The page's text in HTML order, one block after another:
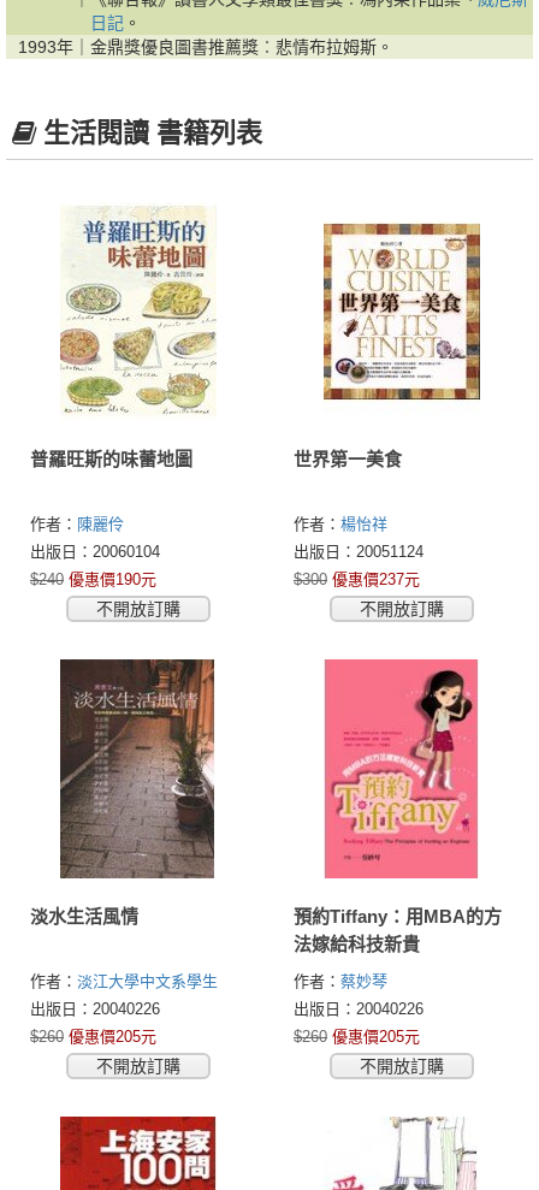
日記 。
1993年｜ 金鼎獎優良圖書推薦獎︰悲情布拉姆斯。
生活閱讀 書籍列表
普羅旺斯的味蕾地圖
作者： 陳麗伶
出版日：20060104
$240 優惠價190元
不開放訂購
世界第一美食
作者： 楊怡祥
出版日：20051124
$300 優惠價237元
不開放訂購
淡水生活風情
作者： 淡江大學中文系學生
出版日：20040226
$260 優惠價205元
不開放訂購
預約Tiffany：用MBA的方
法嫁給科技新貴
作者： 蔡妙琴
出版日：20040226
$260 優惠價205元
不開放訂購